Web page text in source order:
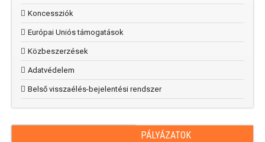
Koncessziók
Európai Uniós támogatások
Közbeszerzések
Adatvédelem
Belső visszaélés-bejelentési rendszer
PÁLYÁZATOK